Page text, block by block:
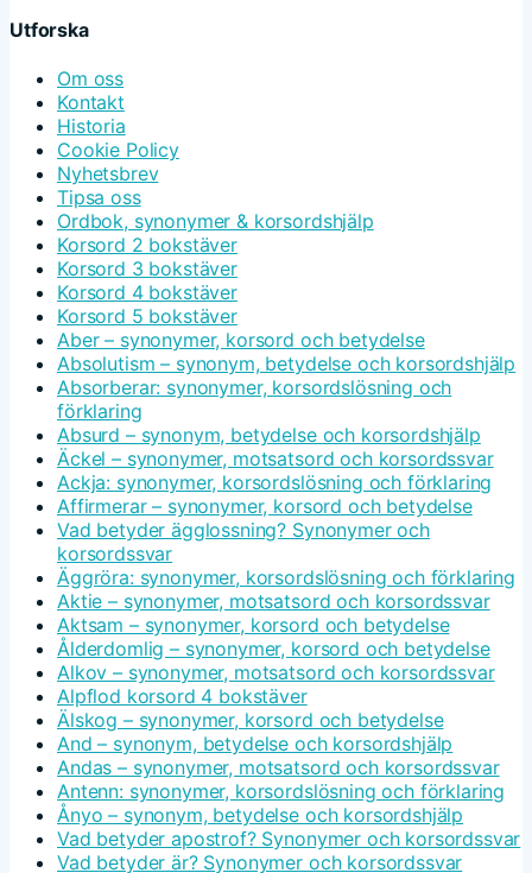
Utforska
Om oss
Kontakt
Historia
Cookie Policy
Nyhetsbrev
Tipsa oss
Ordbok, synonymer & korsordshjälp
Korsord 2 bokstäver
Korsord 3 bokstäver
Korsord 4 bokstäver
Korsord 5 bokstäver
Aber – synonymer, korsord och betydelse
Absolutism – synonym, betydelse och korsordshjälp
Absorberar: synonymer, korsordslösning och
förklaring
Absurd – synonym, betydelse och korsordshjälp
Äckel – synonymer, motsatsord och korsordssvar
Ackja: synonymer, korsordslösning och förklaring
Affirmerar – synonymer, korsord och betydelse
Vad betyder ägglossning? Synonymer och
korsordssvar
Äggröra: synonymer, korsordslösning och förklaring
Aktie – synonymer, motsatsord och korsordssvar
Aktsam – synonymer, korsord och betydelse
Ålderdomlig – synonymer, korsord och betydelse
Alkov – synonymer, motsatsord och korsordssvar
Alpflod korsord 4 bokstäver
Älskog – synonymer, korsord och betydelse
And – synonym, betydelse och korsordshjälp
Andas – synonymer, motsatsord och korsordssvar
Antenn: synonymer, korsordslösning och förklaring
Ånyo – synonym, betydelse och korsordshjälp
Vad betyder apostrof? Synonymer och korsordssvar
Vad betyder är? Synonymer och korsordssvar